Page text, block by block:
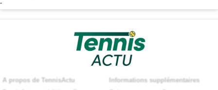
-
A propos de TennisActu
Informations supplémentaires